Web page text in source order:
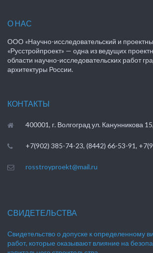
О НАС
ООО «Научно-исследовательский и
«Русстройпроект» — одна из ведущих
области научно-исследовательских работ
архитектуры России.
КОНТАКТЫ
400001, г. Волгоград ул. Канунникова
+7(902) 385-74-23, (8442) 66-53-91,
rosstroyproekt@mail.ru
СВИДЕТЕЛЬСТВА
Свидетельство о допуске к определенному
работ, которые оказывают влияние на